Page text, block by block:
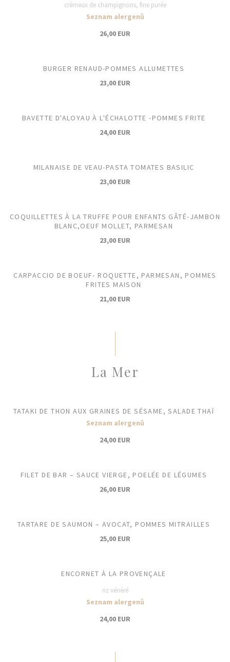
crémeux de champignons, fine purée
Seznam alergenů
26,00 EUR
BURGER RENAUD-POMMES ALLUMETTES
23,00 EUR
BAVETTE D'ALOYAU À L'ÉCHALOTTE -POMMES FRITE
24,00 EUR
MILANAISE DE VEAU-PASTA TOMATES BASILIC
23,00 EUR
COQUILLETTES À LA TRUFFE POUR ENFANTS GÂTÉ-JAMBON
BLANC,OEUF MOLLET, PARMESAN
23,00 EUR
CARPACCIO DE BOEUF- ROQUETTE, PARMESAN, POMMES
FRITES MAISON
21,00 EUR
La Mer
TATAKI DE THON AUX GRAINES DE SÉSAME, SALADE THAÏ
Seznam alergenů
24,00 EUR
FILET DE BAR – SAUCE VIERGE, POELÉE DE LÉGUMES
26,00 EUR
TARTARE DE SAUMON – AVOCAT, POMMES MITRAILLES
25,00 EUR
ENCORNET À LA PROVENÇALE
riz vénéré
Seznam alergenů
24,00 EUR